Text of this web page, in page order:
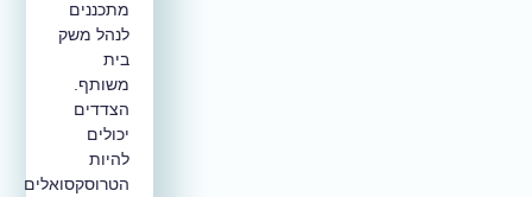
מתכננים
לנהל משק
בית
משותף.
הצדדים
יכולים
להיות
הטרוסקסואלים